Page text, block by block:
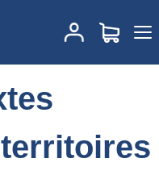
aux territoires (projet